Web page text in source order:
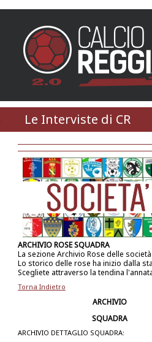
Le Interviste di CR
ARCHIVIO ROSE SQUADRA
La sezione Archivio Rose delle
Lo storico delle rose ha inizio dalla
Scegliete attraverso la tendina
Torna Indietro
ARCHIVIO
SQUADRA
ARCHIVIO DETTAGLIO SQUADRA: